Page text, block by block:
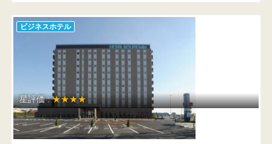
ビジネスホテル
星評価 :★★★★
ホテルルートイン鴻巣